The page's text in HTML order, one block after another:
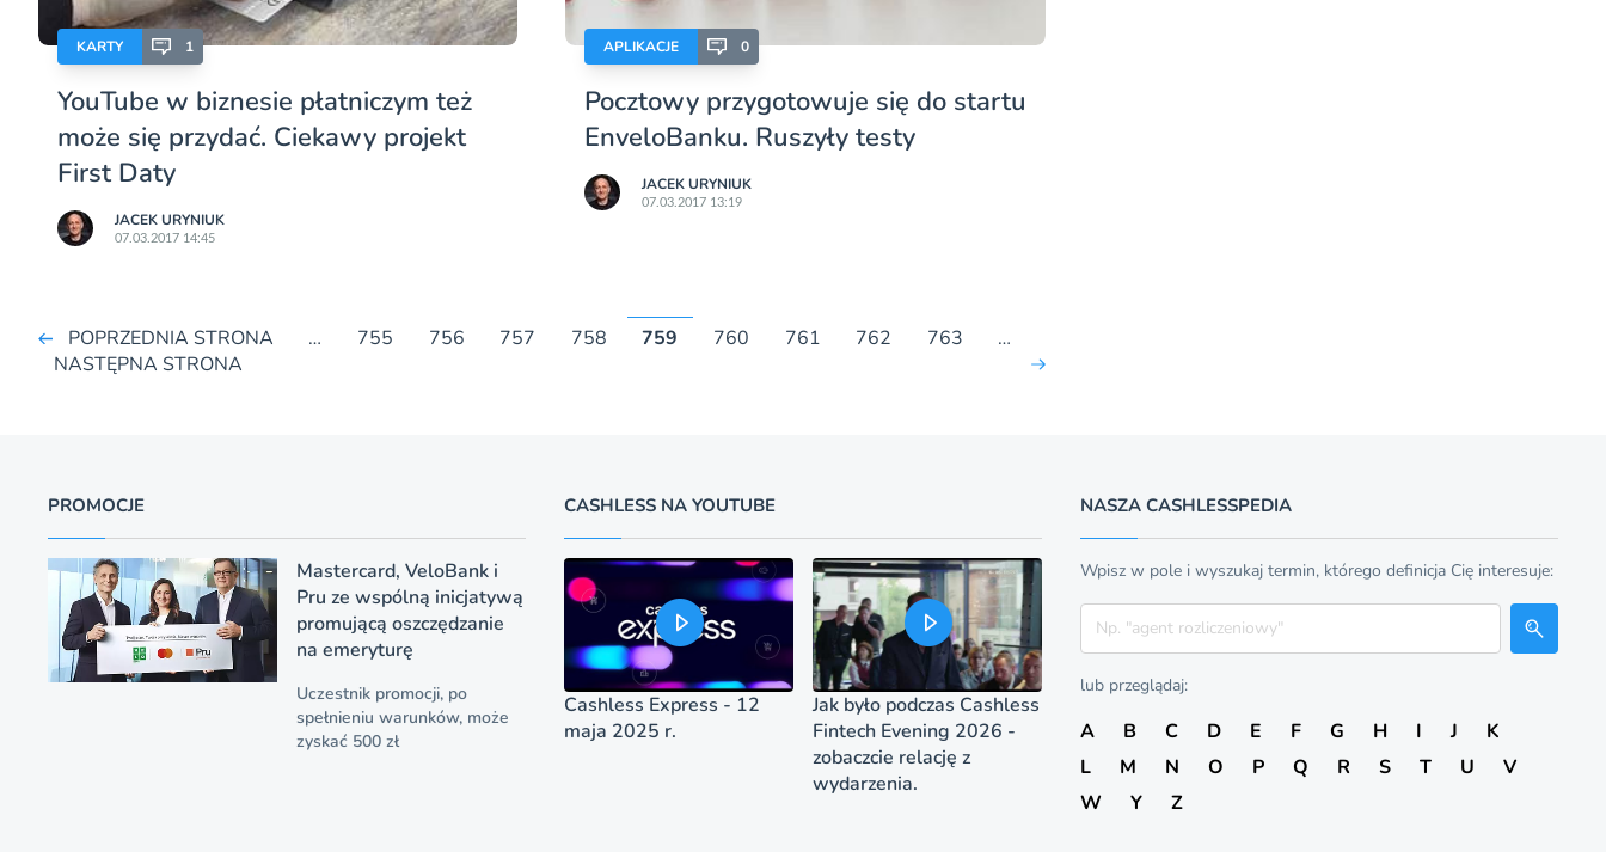
KARTY 1
YouTube w biznesie płatniczym też
może się przydać. Ciekawy projekt
First Daty
JACEK URYNIUK
07.03.2017 14:45
APLIKACJE 0
Pocztowy przygotowuje się do startu
EnveloBanku. Ruszyły testy
JACEK URYNIUK
07.03.2017 13:19
POPRZEDNIA STRONA … 755 756 757 758 759 760 761 762 763
…
NASTĘPNA STRONA
PROMOCJE
Mastercard, VeloBank i
Pru ze wspólną inicjatywą
promującą oszczędzanie
na emeryturę
Uczestnik promocji, po
spełnieniu warunków, może
zyskać 500 zł
CASHLESS NA YOUTUBE
Cashless Express - 12
maja 2025 r.
Jak było podczas Cashless
Fintech Evening 2026 -
zobaczcie relację z
wydarzenia.
NASZA CASHLESSPEDIA
Wpisz w pole i wyszukaj termin, którego definicja Cię interesuje:
Szukaj
lub przeglądaj:
A B C D E F G H I J
K
L
M N O P Q R S T U
V
W
Y Z